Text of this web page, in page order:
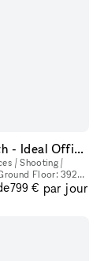
Atypical and Creative Space - Paris 12th - Ideal Offices / Shooting / Filming / Immersive Experience
/ Shooting /
sqm 1st Floor: 89 sqm Basement: 99 sqm Mezzanine: 57 sqm E
799 € par jour